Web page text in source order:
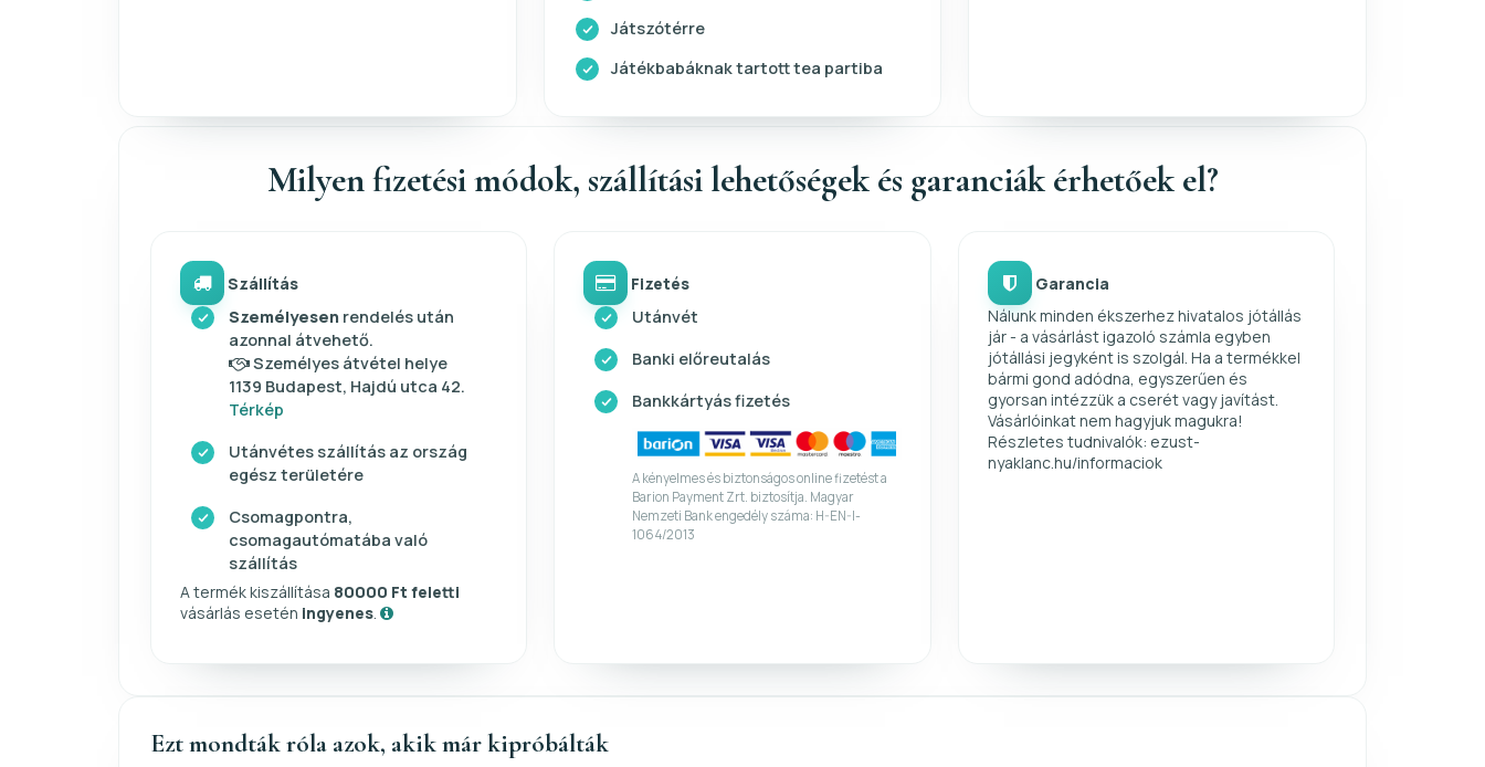
Játszótérre
Játékbabáknak tartott tea partiba
Milyen fizetési módok, szállítási lehetőségek és garanciák érhetőek el?
Szállítás
Személyesen rendelés után
azonnal átvehető.
Személyes átvétel helye
1139 Budapest, Hajdú utca 42.
Térkép
Utánvétes szállítás az ország
egész területére
Csomagpontra,
csomagautómatába való
szállítás
A termék kiszállítása 80000 Ft feletti
vásárlás esetén ingyenes
Fizetés
Utánvét
Banki előreutalás
Bankkártyás fizetés
A kényelmes és biztonságos online fizetést a
Barion Payment Zrt. biztosítja. Magyar
Nemzeti Bank engedély száma: H-EN-I-
1064/2013
Garancia
Nálunk minden ékszerhez hivatalos jótállás
jár - a vásárlást igazoló számla egyben
jótállási jegyként is szolgál. Ha a termékkel
bármi gond adódna, egyszerűen és
gyorsan intézzük a cserét vagy javítást.
Vásárlóinkat nem hagyjuk magukra!
Részletes tudnivalók: ezust-
nyaklanc.hu/informaciok
Ezt mondták róla azok, akik már kipróbálták